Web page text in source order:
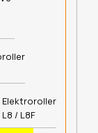
Elektroroller
L8 / L8F